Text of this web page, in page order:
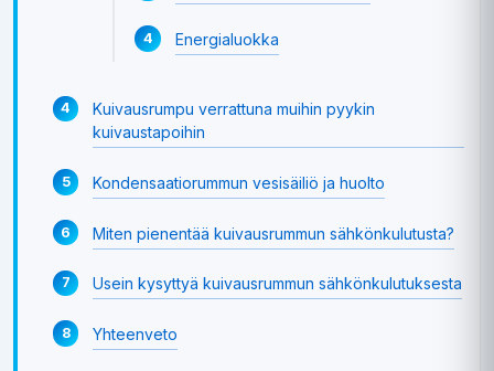
Energialuokka
Kuivausrumpu verrattuna muihin pyykin
kuivaustapoihin
Kondensaatiorummun vesisäiliö ja huolto
Miten pienentää kuivausrummun sähkönkulutusta?
Usein kysyttyä kuivausrummun sähkönkulutuksesta
Yhteenveto